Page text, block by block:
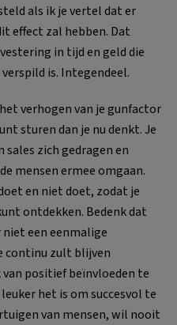
als ik je vertel dat er
effect zal hebben. Dat
in tijd en geld die
is. Integendeel.
verhogen van je gunfactor
sturen dan je nu denkt. Je
zich gedragen en
mensen ermee omgaan.
en niet doet, zodat je
ontdekken. Bedenk dat
een eenmalige
continu zult blijven
positief beïnvloeden te
het is om succesvol te
van mensen, wil nooit